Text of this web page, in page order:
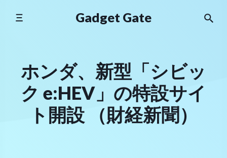
Gadget Gate
ホンダ、新型「シビッ
ク e:HEV」の特設サイ
ト開設 （財経新聞）